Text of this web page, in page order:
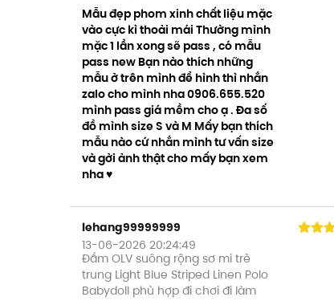
Mẫu đẹp phom xinh chất liệu mặc
vào cực kì thoải mái Thường mình
mặc 1 lần xong sẽ pass , có mẫu
pass new Bạn nào thích những
mẫu ở trên mình để hình thì nhắn
zalo cho mình nha 0906.655.520
mình pass giá mềm cho ạ . Đa số
đồ mình size S và M Mấy bạn thích
mẫu nào cứ nhắn mình tư vấn size
và gởi ảnh thật cho mấy bạn xem
nha ♥️
lehang99999999
13-06-2026 20:24:49
Đầm OLV suông rộng sơ mi trẻ
trung Light Blue Striped Linen Polo
Babydoll phù hợp đi chơi đi làm